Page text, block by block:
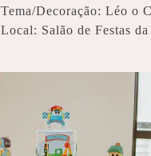
Tema/Decoração: Léo o
Local: Salão de Festas